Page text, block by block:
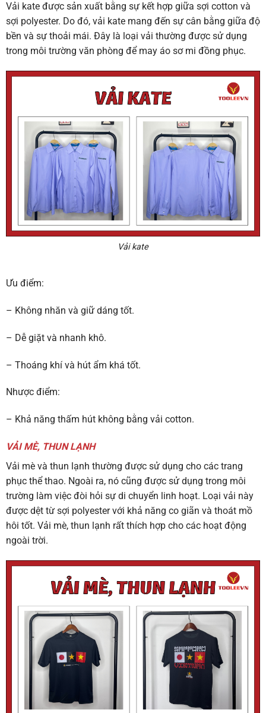
Vải kate được sản xuất bằng sự kết hợp giữa sợi cotton và
sợi polyester. Do đó, vải kate mang đến sự cân bằng giữa độ
bền và sự thoải mái. Đây là loại vải thường được sử dụng
trong môi trường văn phòng để may áo sơ mi đồng phục.
Vải kate
Ưu điểm:
– Không nhăn và giữ dáng tốt.
– Dễ giặt và nhanh khô.
– Thoáng khí và hút ẩm khá tốt.
Nhược điểm:
– Khả năng thấm hút không bằng vải cotton.
VẢI MÈ, THUN LẠNH
Vải mè và thun lạnh thường được sử dụng cho các trang
phục thể thao. Ngoài ra, nó cũng được sử dụng trong môi
trường làm việc đòi hỏi sự di chuyển linh hoạt. Loại vải này
được dệt từ sợi polyester với khả năng co giãn và thoát mồ
hôi tốt. Vải mè, thun lạnh rất thích hợp cho các hoạt động
ngoài trời.